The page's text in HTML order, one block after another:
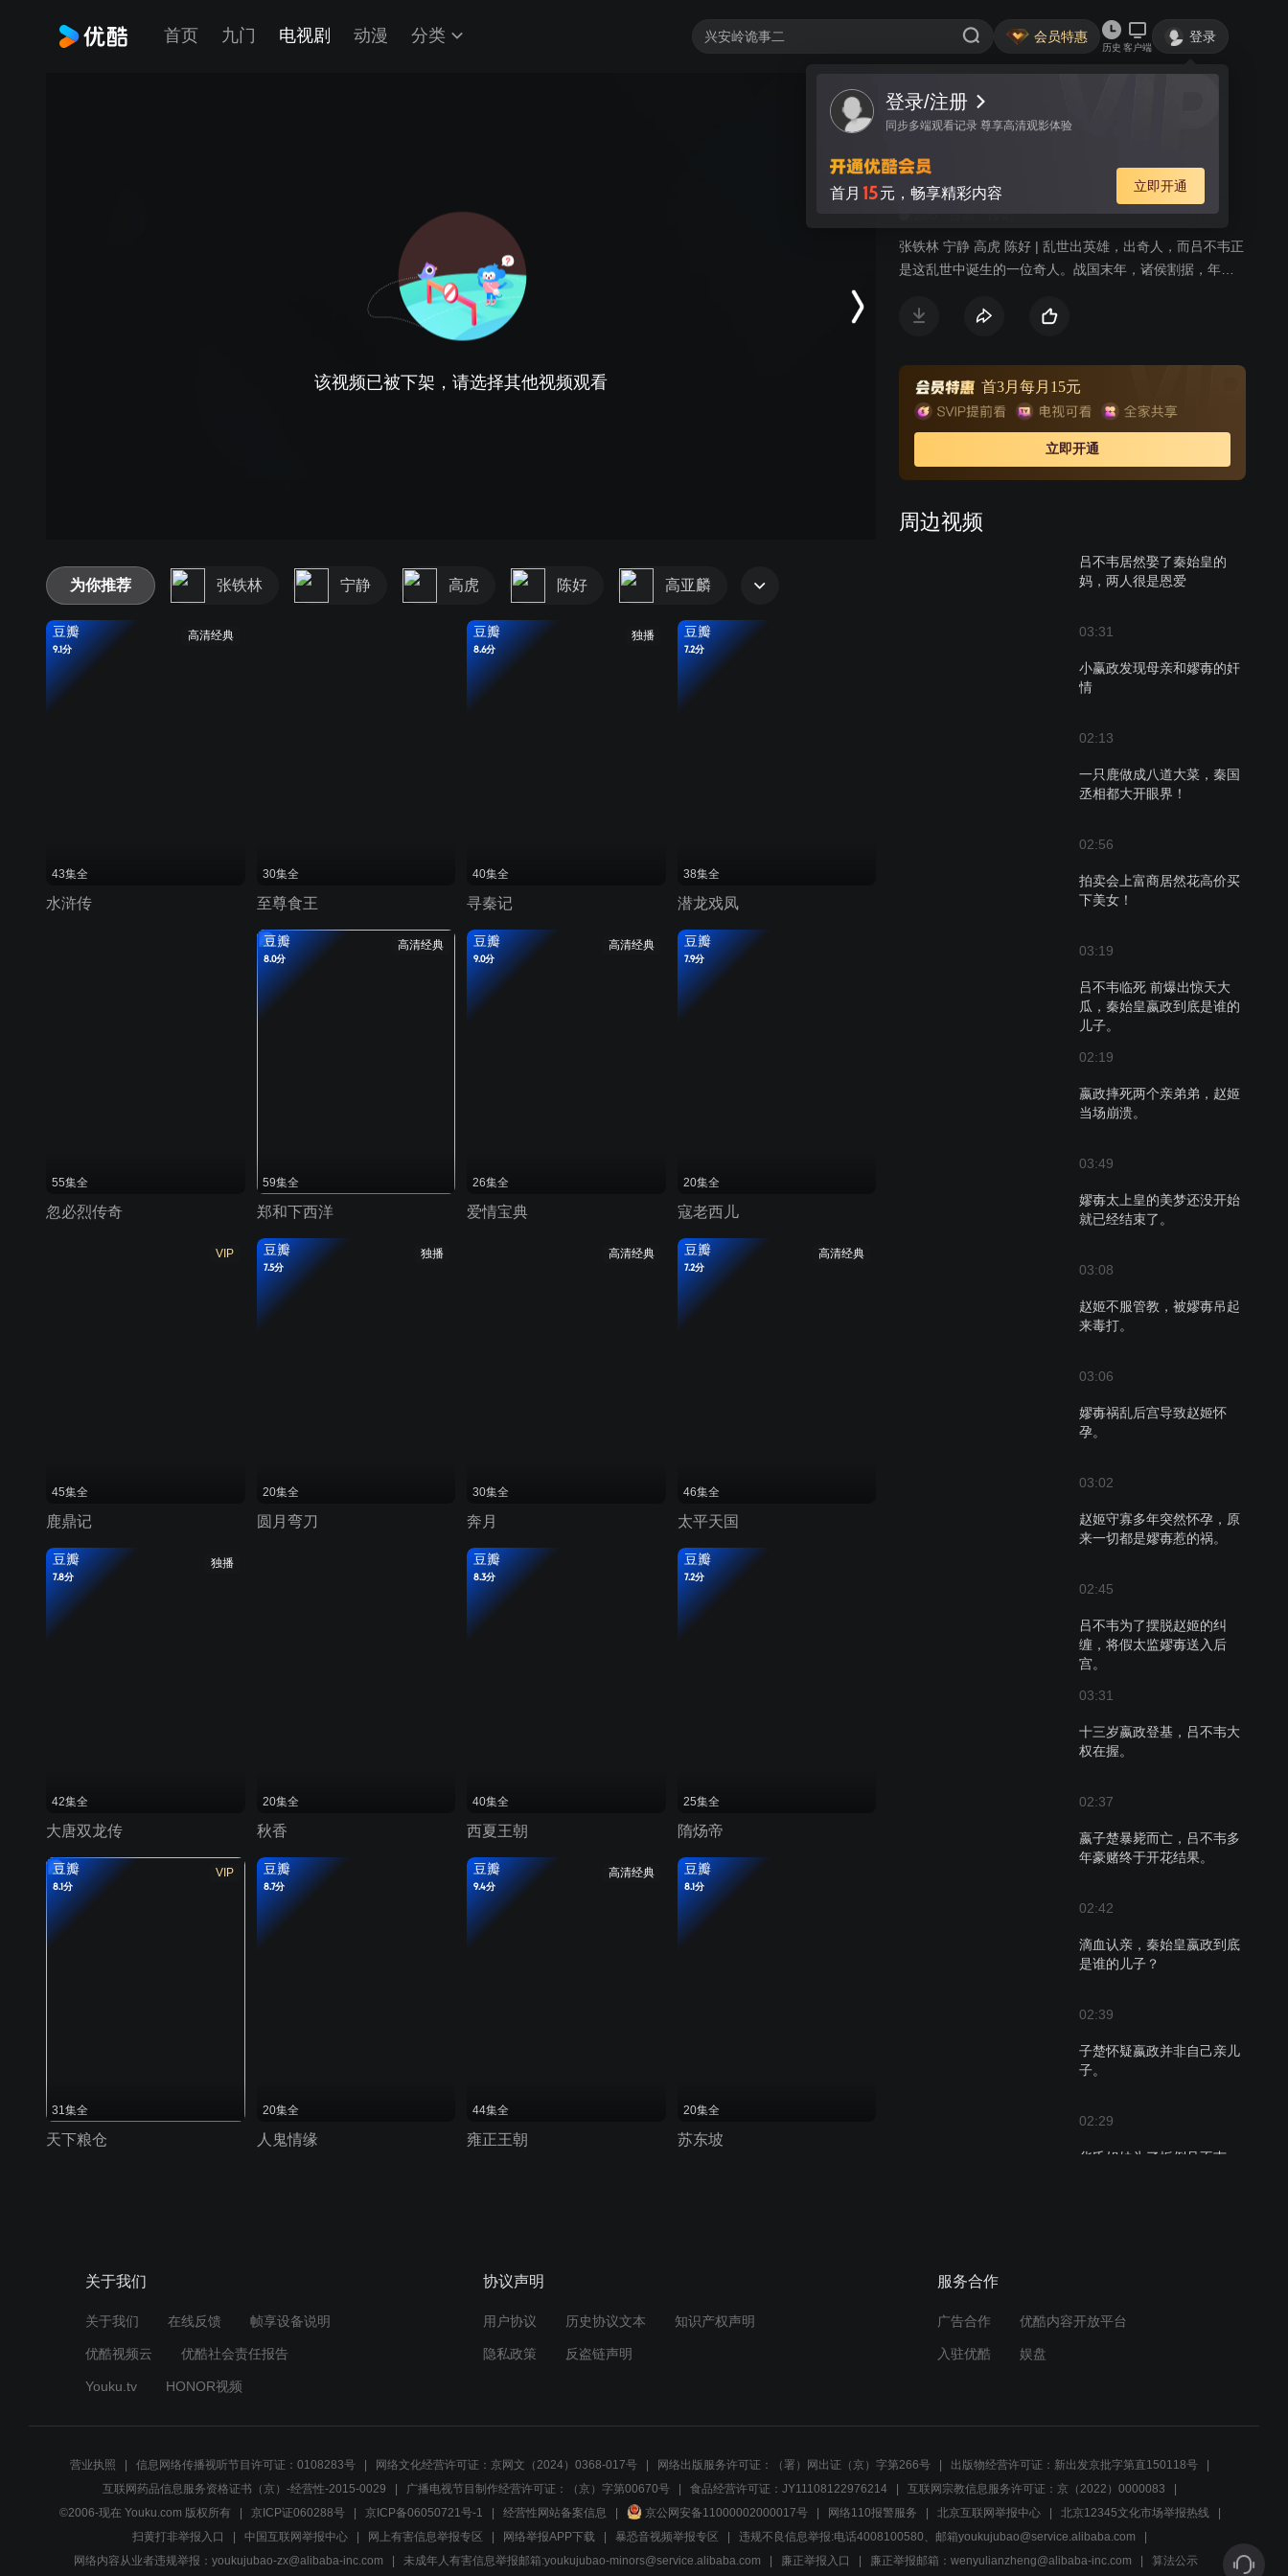
首页 九门 电视剧 动漫 分类 会员特惠
历史 客户端
登录
登录/注册
同步多端观看记录 尊享高清观影体验
首月 15元，畅享精彩内容 立即开通
该视频已被下架，请选择其他视频观看
视频 讨论
吕不韦传奇
传记
张铁林 宁静 高虎 陈好 | 乱世出英雄，出奇人，而吕不韦正
是这乱世中诞生的一位奇人。战国末年，诸侯割据，年轻
这里正在举行一场惊世骇俗的拍卖会，由于当时商人的身
下了号称周天子镇国之宝的夜明珠，可这其实是吕不韦精
心安排的骗局。因此闻名的吕不韦得到邯郸城的舞姬夏莲
的另眼相看，而夏莲则捕获了吕不韦的心。费劲一番力
气，吕不韦最后得到了夏莲，把其改名为赵姬。野性颇大
的吕不韦不甘于只做一个商人，他的目标是一个国家，巧
首3月每月15元
立即开通
周边视频
吕不韦居然娶了秦始皇的
妈，两人很是恩爱
03:31
小赢政发现母亲和嫪毐的奸
情
02:13
一只鹿做成八道大菜，秦国
丞相都大开眼界！
02:56
拍卖会上富商居然花高价买
下美女！
03:19
吕不韦临死 前爆出惊天大
瓜，秦始皇嬴政到底是谁的
儿子。
02:19
嬴政摔死两个亲弟弟，赵姬
当场崩溃。
03:49
嫪毐太上皇的美梦还没开始
就已经结束了。
03:08
赵姬不服管教，被嫪毐吊起
来毒打。
03:06
嫪毐祸乱后宫导致赵姬怀
孕。
03:02
赵姬守寡多年突然怀孕，原
来一切都是嫪毐惹的祸。
02:45
吕不韦为了摆脱赵姬的纠
缠，将假太监嫪毐送入后
宫。
03:31
十三岁嬴政登基，吕不韦大
权在握。
02:37
嬴子楚暴毙而亡，吕不韦多
年豪赌终于开花结果。
02:42
滴血认亲，秦始皇嬴政到底
是谁的儿子？
02:39
子楚怀疑嬴政并非自己亲儿
子。
02:29
华氏姐妹为了扳倒吕不韦，
赢柱三天体验卡到期，吕不
韦多年豪赌终于开花结果。
为你推荐 张铁林 宁静 高虎 陈好 高亚麟
高清经典
豆瓣
9.1分
43集全
水浒传
30集全
至尊食王
独播
豆瓣
8.6分
40集全
寻秦记
豆瓣
7.2分
38集全
潜龙戏凤
55集全
忽必烈传奇
高清经典
豆瓣
8.0分
59集全
郑和下西洋
高清经典
豆瓣
9.0分
26集全
爱情宝典
豆瓣
7.9分
20集全
寇老西儿
VIP
45集全
鹿鼎记
独播
豆瓣
7.5分
20集全
圆月弯刀
高清经典
30集全
奔月
高清经典
豆瓣
7.2分
46集全
太平天国
独播
豆瓣
7.8分
42集全
大唐双龙传
20集全
秋香
豆瓣
8.3分
40集全
西夏王朝
豆瓣
7.2分
25集全
隋炀帝
VIP
豆瓣
8.1分
31集全
天下粮仓
豆瓣
8.7分
20集全
人鬼情缘
高清经典
豆瓣
9.4分
44集全
雍正王朝
豆瓣
8.1分
20集全
苏东坡
关于我们
关于我们 在线反馈 帧享设备说明
优酷视频云 优酷社会责任报告
Youku.tv HONOR视频
协议声明
用户协议 历史协议文本 知识产权声明
隐私政策 反盗链声明
服务合作
广告合作 优酷内容开放平台
入驻优酷 娱盘
营业执照 信息网络传播视听节目许可证：0108283号 网络文化经营许可证：京网文（2024）0368-017号 网络出版服务许可证：（署）网出证（京）字第266号
出版物经营许可证：新出发京批字第直150118号
互联网药品信息服务资格证书（京）-经营性-2015-0029
广播电视节目制作经营许可证：（京）字第00670号 食品经营许可证：JY11108122976214
互联网宗教信息服务许可证：京（2022）0000083
©2006-现在 Youku.com 版权所有
京ICP证060288号 京ICP备06050721号-1 经营性网站备案信息 京公网安备11000002000017号 网络110报警服务 北京互联网举报中心
北京12345文化市场举报热线
扫黄打非举报入口
中国互联网举报中心 网上有害信息举报专区 网络举报APP下载 暴恐音视频举报专区
违规不良信息举报:电话4008100580、邮箱youkujubao@service.alibaba.com
网络内容从业者违规举报：youkujubao-zx@alibaba-inc.com
未成年人有害信息举报邮箱:youkujubao-minors@service.alibaba.com 廉正举报入口 廉正举报邮箱：wenyulianzheng@alibaba-inc.com 算法公示